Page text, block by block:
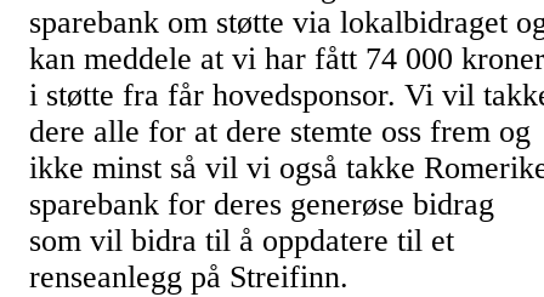
sparebank om støtte via lokalbidraget
kan meddele at vi har fått 74 000 kroner
i støtte fra får hovedsponsor. Vi vil
dere alle for at dere stemte oss frem og
ikke minst så vil vi også takke
sparebank for deres generøse bidrag
som vil bidra til å oppdatere til et
renseanlegg på Streifinn.